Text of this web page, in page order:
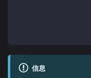
信息